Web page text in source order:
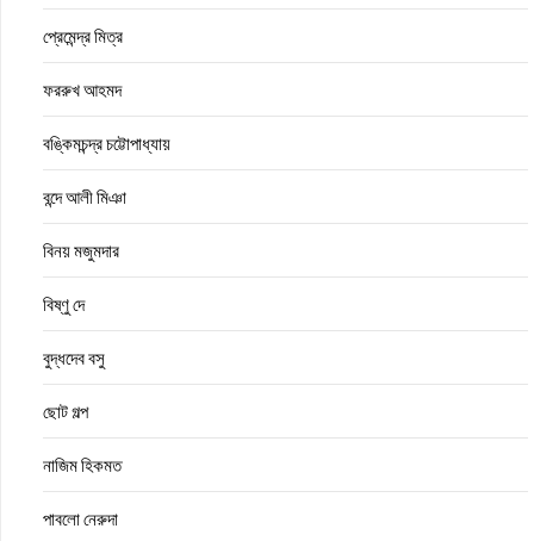
প্রেমেন্দ্র মিত্র
ফররুখ আহমদ
বঙ্কিমচন্দ্র চট্টোপাধ্যায়
বন্দে আলী মিঞা
বিনয় মজুমদার
বিষ্ণু দে
বুদ্ধদেব বসু
ছোট গল্প
নাজিম হিকমত
পাবলো নেরুদা